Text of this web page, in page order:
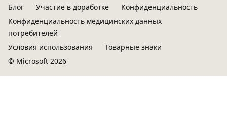
Блог
Участие в доработке
Конфиденциальность
Конфиденциальность медицинских данных
потребителей
Условия использования
Товарные знаки
© Microsoft 2026